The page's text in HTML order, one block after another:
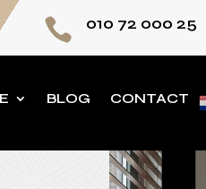
maat 010 72 000 25
BLOG CONTACT